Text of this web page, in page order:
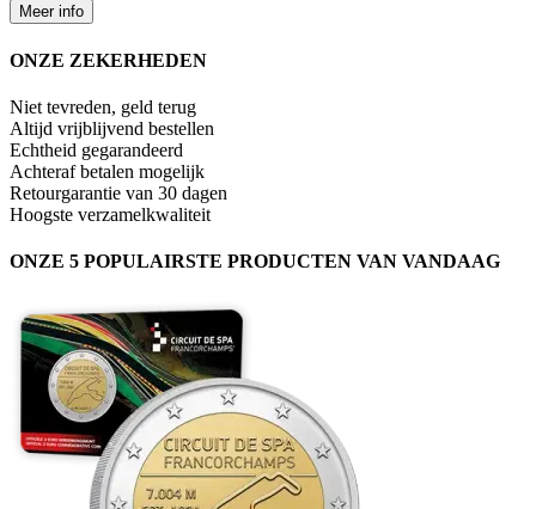
Meer info
ONZE ZEKERHEDEN
Niet tevreden, geld terug
Altijd vrijblijvend bestellen
Echtheid gegarandeerd
Achteraf betalen mogelijk
Retourgarantie van 30 dagen
Hoogste verzamelkwaliteit
ONZE 5 POPULAIRSTE PRODUCTEN VAN VANDAAG